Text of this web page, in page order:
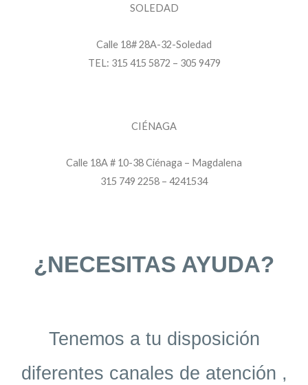
SOLEDAD
Calle 18# 28A-32-Soledad
TEL: 315 415 5872 – 305 9479
CIÉNAGA
Calle 18A # 10-38 Ciénaga – Magdalena
315 749 2258 – 4241534
¿NECESITAS AYUDA?
Tenemos a tu disposición
diferentes canales de atención ,